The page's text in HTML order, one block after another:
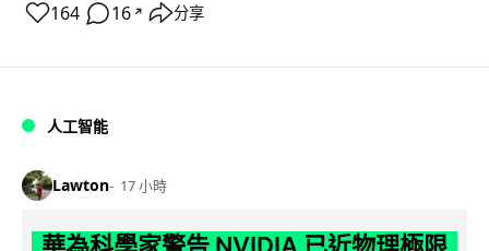
164 16 ↗ 分享
人工智能
Lawton 17 小時
華為科學家警告 NVIDIA 已近物理極限